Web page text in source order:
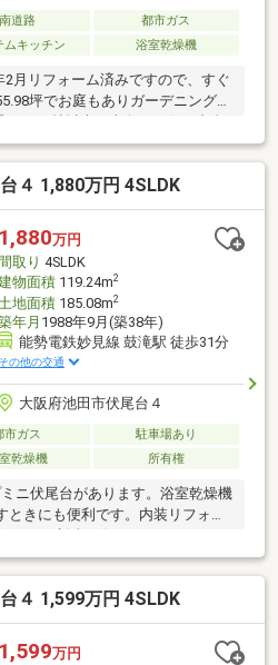
南道路
都市ガス
ムキッチン 浴室乾燥機
月リフォーム済みですので、すぐ
坪でお庭もありガーデニングや
ホーム施工■リフォーム内容■外
殊塗装、間取り変更工事、洗い工
ンパネル、ユニットバス、洗面
、モニターホン、ポスト、【張
ＣＦ、網戸、畳表替、襖、障
４ 1,880万円 4SLDK
1,880万円
間取り 4SLDK
物面積119.24m2
土地面積185.08m2
年月 1988年9月(築38年)
能勢電鉄妙見線 鼓滝駅 徒歩31分
その他の交通
大阪府池田市伏尾台４
市ガス
駐車場あり
乾燥機 所有権
ニ伏尾台があります。浴室乾燥機
きにも便利です。内装リフォー
ムは使い勝手も良く魅力的です。
チラよりご覧ください。建物面積
問題のない広さです。新婚さん
４ 1,599万円 4SLDK
1,599万円